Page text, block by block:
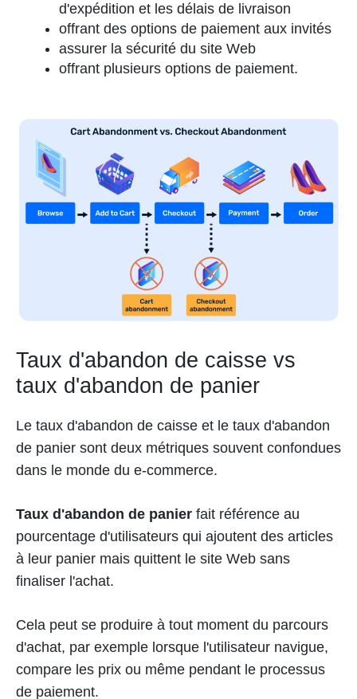
d'expédition et les délais de livraison
offrant des options de paiement aux invités
assurer la sécurité du site Web
offrant plusieurs options de paiement.
Taux d'abandon de caisse vs
taux d'abandon de panier
Le taux d'abandon de caisse et le taux d'abandon
de panier sont deux métriques souvent confondues
dans le monde du e-commerce.
Taux d'abandon de panier fait référence au
pourcentage d'utilisateurs qui ajoutent des articles
à leur panier mais quittent le site Web sans
finaliser l'achat.
Cela peut se produire à tout moment du parcours
d'achat, par exemple lorsque l'utilisateur navigue,
compare les prix ou même pendant le processus
de paiement.